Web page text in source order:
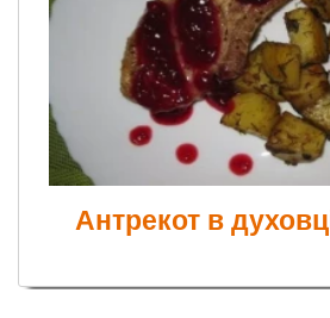
Антрекот в